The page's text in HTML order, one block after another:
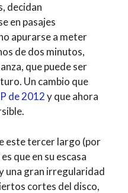
decidan
en pasajes
apurarse a meter
de dos minutos,
que puede ser
Un cambio que
de 2012y que ahora
este tercer largo (por
que en su escasa
una gran irregularidad
cortes del disco,